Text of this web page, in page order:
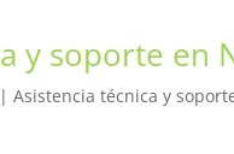
y soporte en
Asistencia técnica y